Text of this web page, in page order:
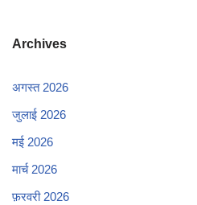
Archives
अगस्त 2026
जुलाई 2026
मई 2026
मार्च 2026
फ़रवरी 2026